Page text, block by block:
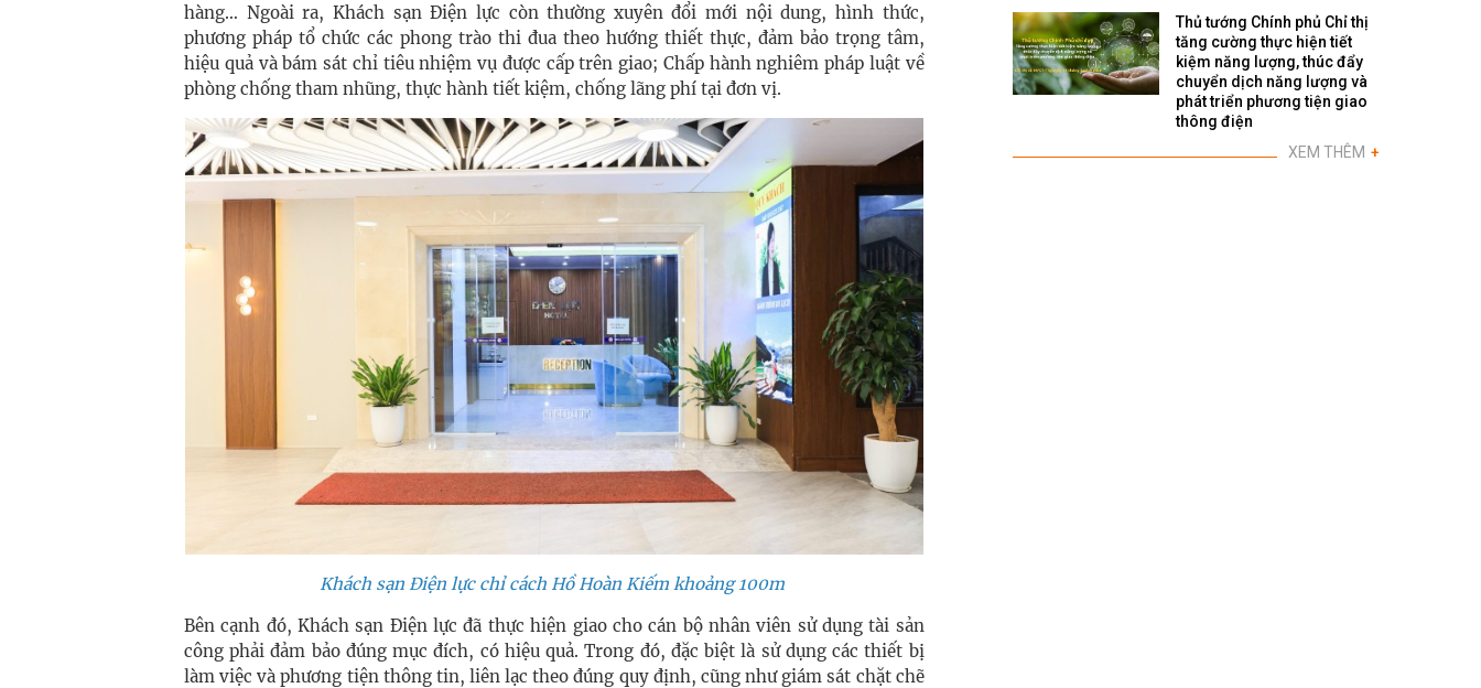
hàng… Ngoài ra, Khách sạn Điện lực còn thường xuyên đổi mới nội dung, hình thức,
phương pháp tổ chức các phong trào thi đua theo hướng thiết thực, đảm bảo trọng tâm,
hiệu quả và bám sát chỉ tiêu nhiệm vụ được cấp trên giao; Chấp hành nghiêm pháp luật về
phòng chống tham nhũng, thực hành tiết kiệm, chống lãng phí tại đơn vị.
Khách sạn Điện lực chỉ cách Hồ Hoàn Kiếm khoảng 100m
Bên cạnh đó, Khách sạn Điện lực đã thực hiện giao cho cán bộ nhân viên sử dụng tài sản
công phải đảm bảo đúng mục đích, có hiệu quả. Trong đó, đặc biệt là sử dụng các thiết bị
làm việc và phương tiện thông tin, liên lạc theo đúng quy định, cũng như giám sát chặt chẽ
Thủ tướng Chính phủ Chỉ thị
tăng cường thực hiện tiết
kiệm năng lượng, thúc đẩy
chuyển dịch năng lượng và
phát triển phương tiện giao
thông điện
XEM THÊM +